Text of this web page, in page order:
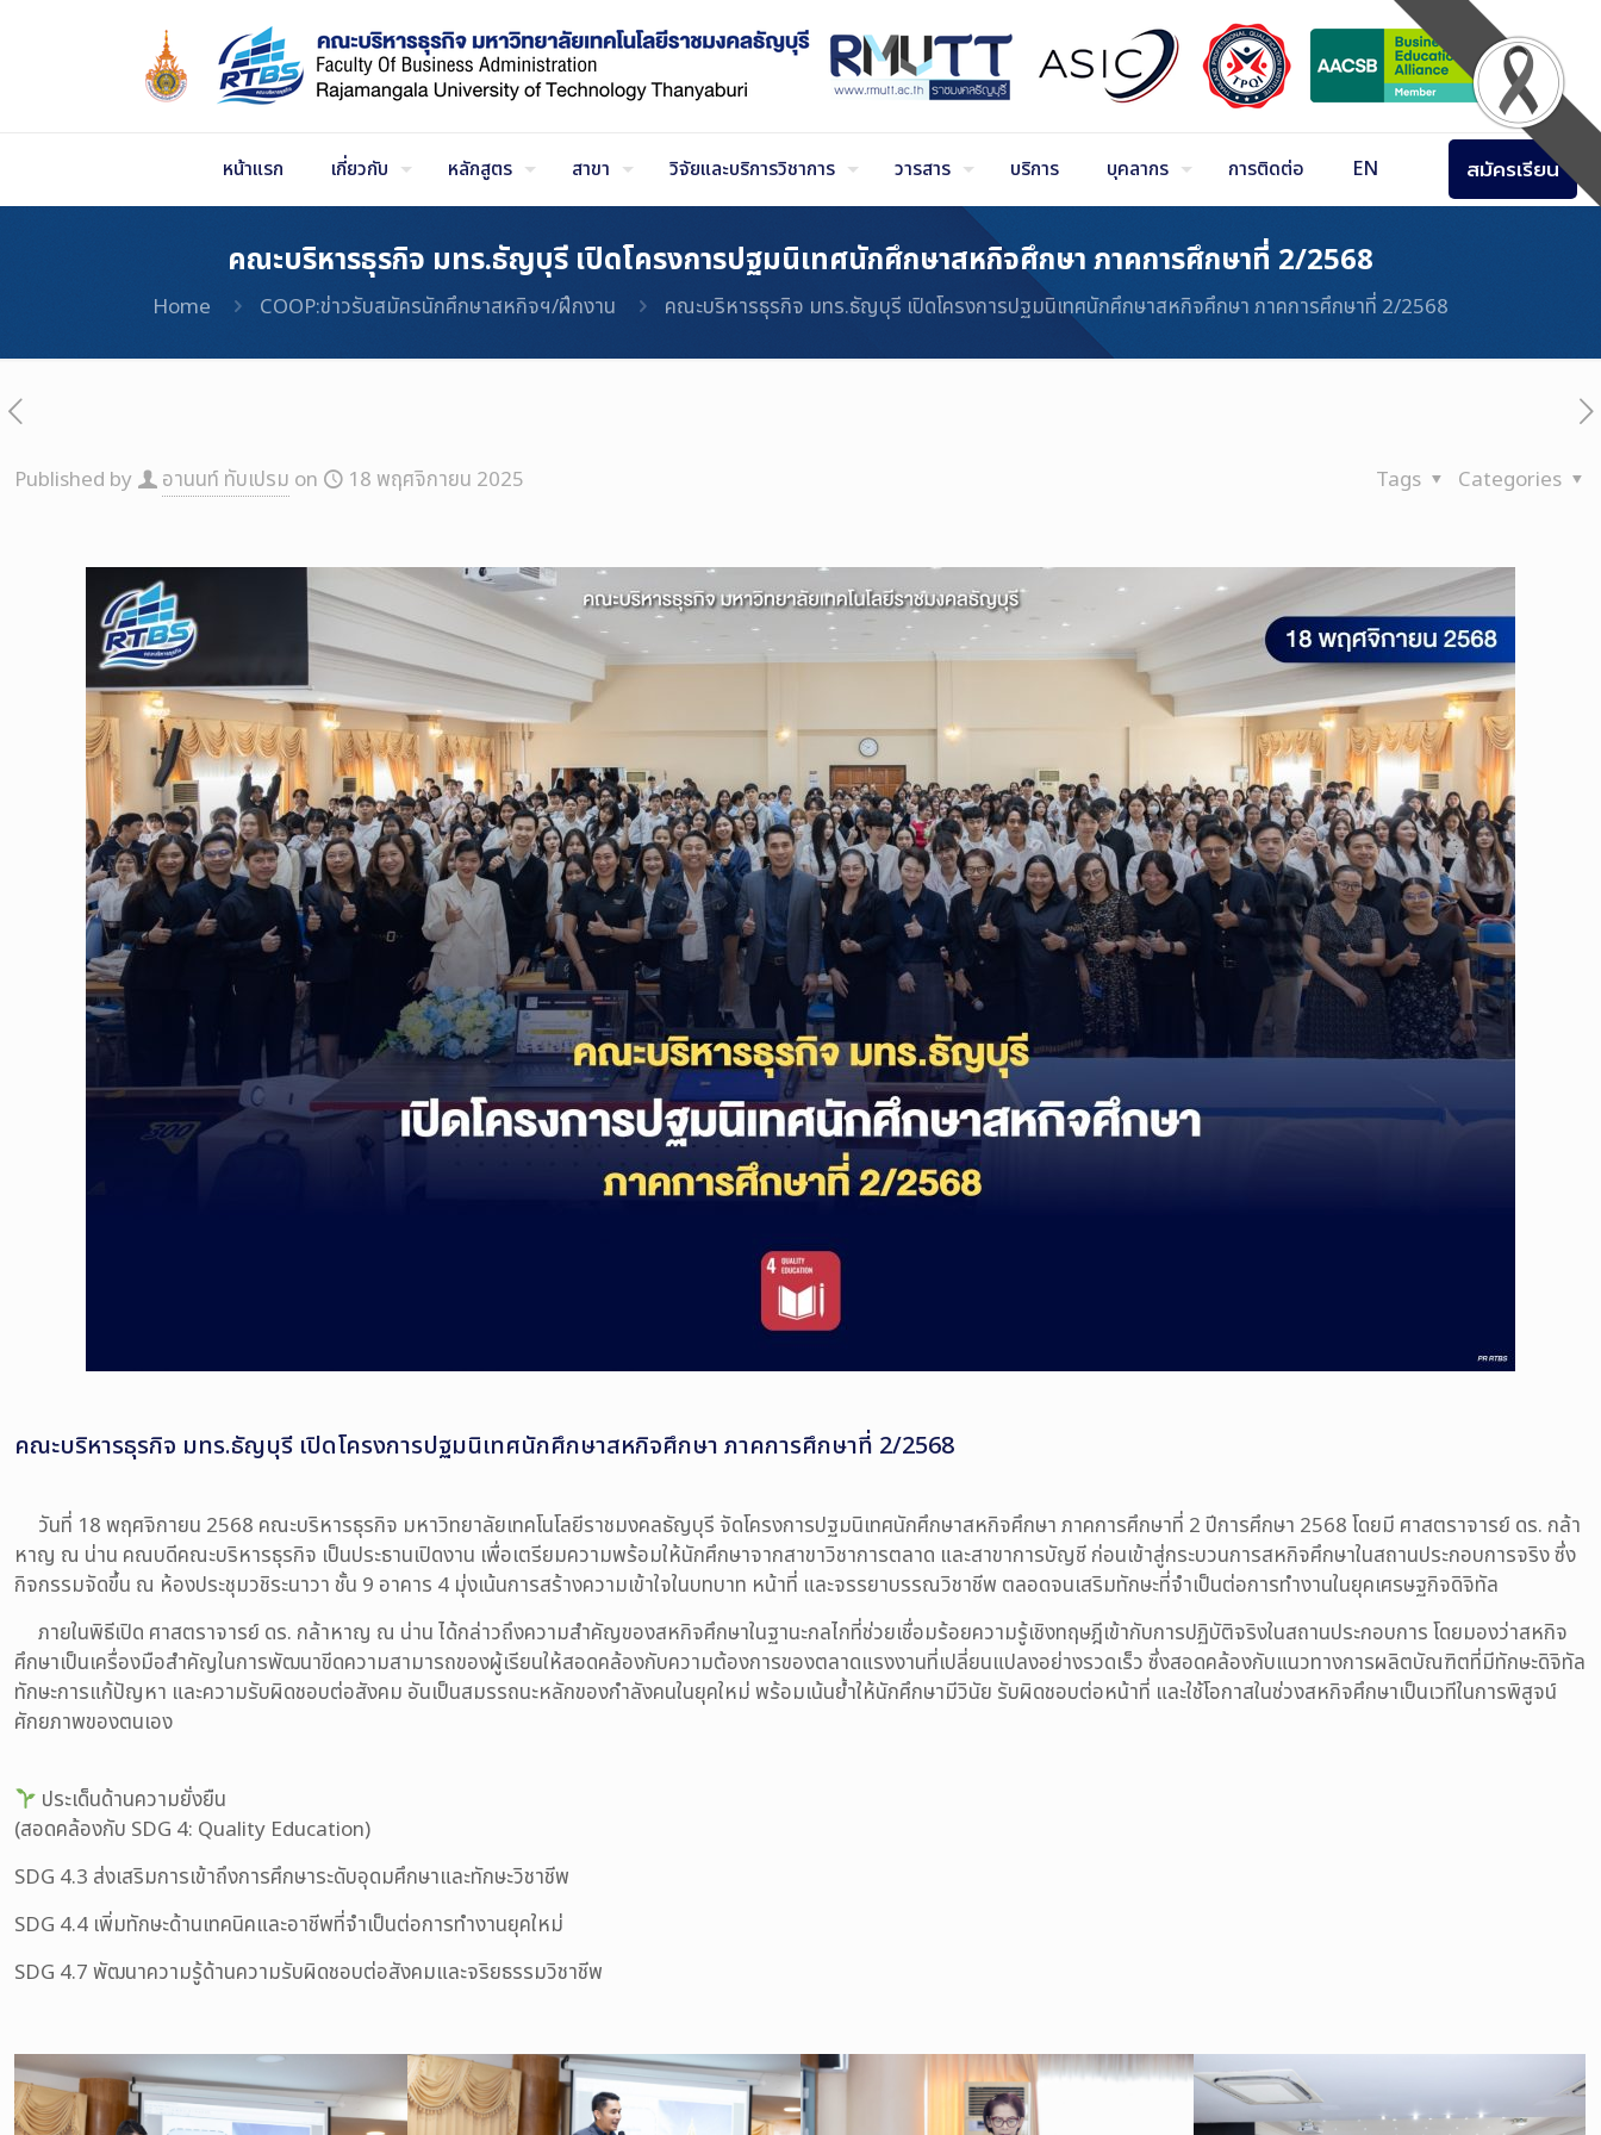
หน้าแรก เกี่ยวกับ หลักสูตร สาขา วิจัยและบริการวิชาการ วารสาร บริการ บุคลากร การติดต่อ EN สมัครเรียน
คณะบริหารธุรกิจ มทร.ธัญบุรี เปิดโครงการปฐมนิเทศนักศึกษาสหกิจศึกษา ภาคการศึกษาที่ 2/2568
Home COOP:ข่าวรับสมัครนักศึกษาสหกิจฯ/ฝึกงาน คณะบริหารธุรกิจ มทร.ธัญบุรี เปิดโครงการปฐมนิเทศนักศึกษาสหกิจศึกษา ภาคการศึกษาที่ 2/2568
Published by อานนท์ ทับเปรม on 18 พฤศจิกายน 2025 Categories
Tags
คณะบริหารธุรกิจ มทร.ธัญบุรี เปิดโครงการปฐมนิเทศนักศึกษาสหกิจศึกษา ภาคการศึกษาที่ 2/2568
วันที่ 18 พฤศจิกายน 2568 คณะบริหารธุรกิจ มหาวิทยาลัยเทคโนโลยีราชมงคลธัญบุรี จัดโครงการปฐมนิเทศนักศึกษาสหกิจศึกษา ภาคการศึกษาที่ 2 ปีการศึกษา 2568 โดยมี ศาสตราจารย์ ดร. กล้า
หาญ ณ น่าน คณบดีคณะบริหารธุรกิจ เป็นประธานเปิดงาน เพื่อเตรียมความพร้อมให้นักศึกษาจากสาขาวิชาการตลาด และสาขาการบัญชี ก่อนเข้าสู่กระบวนการสหกิจศึกษาในสถานประกอบการจริง ซึ่ง
กิจกรรมจัดขึ้น ณ ห้องประชุมวชิระนาวา ชั้น 9 อาคาร 4 มุ่งเน้นการสร้างความเข้าใจในบทบาท หน้าที่ และจรรยาบรรณวิชาชีพ ตลอดจนเสริมทักษะที่จำเป็นต่อการทำงานในยุคเศรษฐกิจดิจิทัล
ภายในพิธีเปิด ศาสตราจารย์ ดร. กล้าหาญ ณ น่าน ได้กล่าวถึงความสำคัญของสหกิจศึกษาในฐานะกลไกที่ช่วยเชื่อมร้อยความรู้เชิงทฤษฎีเข้ากับการปฏิบัติจริงในสถานประกอบการ โดยมองว่าสหกิจ
ศึกษาเป็นเครื่องมือสำคัญในการพัฒนาขีดความสามารถของผู้เรียนให้สอดคล้องกับความต้องการของตลาดแรงงานที่เปลี่ยนแปลงอย่างรวดเร็ว ซึ่งสอดคล้องกับแนวทางการผลิตบัณฑิตที่มีทักษะดิจิทัล
ทักษะการแก้ปัญหา และความรับผิดชอบต่อสังคม อันเป็นสมรรถนะหลักของกำลังคนในยุคใหม่ พร้อมเน้นย้ำให้นักศึกษามีวินัย รับผิดชอบต่อหน้าที่ และใช้โอกาสในช่วงสหกิจศึกษาเป็นเวทีในการพิสูจน์
ศักยภาพของตนเอง
ประเด็นด้านความยั่งยืน
(สอดคล้องกับ SDG 4: Quality Education)
SDG 4.3 ส่งเสริมการเข้าถึงการศึกษาระดับอุดมศึกษาและทักษะวิชาชีพ
SDG 4.4 เพิ่มทักษะด้านเทคนิคและอาชีพที่จำเป็นต่อการทำงานยุคใหม่
SDG 4.7 พัฒนาความรู้ด้านความรับผิดชอบต่อสังคมและจริยธรรมวิชาชีพ